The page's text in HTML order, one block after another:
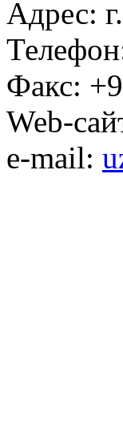
Адрес:
Факс:
Web-
e-mail: